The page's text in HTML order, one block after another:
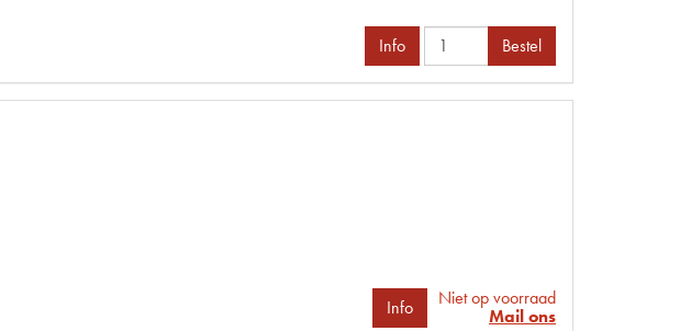
Info
Bestel
Info
Niet op voorraad
Mail ons